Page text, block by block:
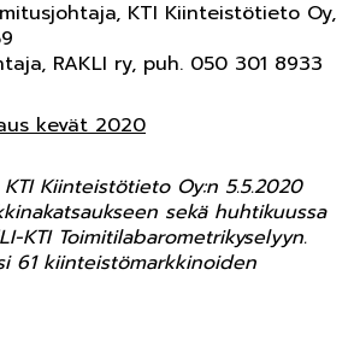
KTI Kiinteistötieto Oy,
RAKLI ry, puh. 050 301 8933
kevät 2020
Kiinteistötieto Oy:n 5.5.2020
sekä huhtikuussa
KTI Toimitilabarometrikyselyyn.
61 kiinteistömarkkinoiden